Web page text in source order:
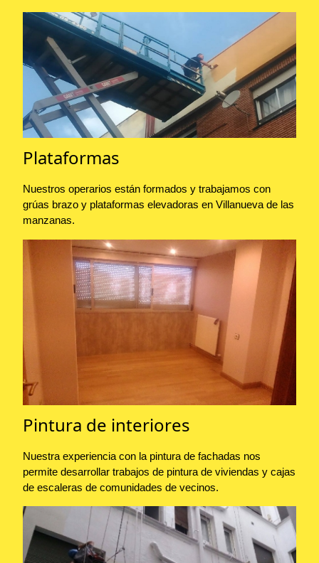
Plataformas
Nuestros operarios están formados y trabajamos con
grúas brazo y plataformas elevadoras en Villanueva de las
manzanas.
Pintura de interiores
Nuestra experiencia con la pintura de fachadas nos
permite desarrollar trabajos de pintura de viviendas y cajas
de escaleras de comunidades de vecinos.